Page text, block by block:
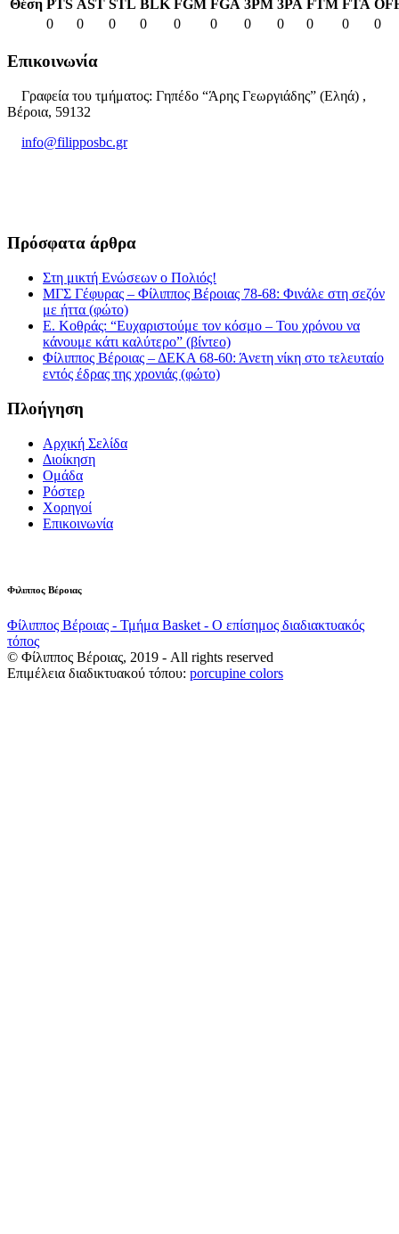
Θέση PTS AST STL BLK FGM FGA 3PM 3PA FTM FTA
0
0 0 0 0 0 0 0 0 0 0
Επικοινωνία
Γραφεία του τμήματος: Γηπέδο “Άρης Γεωργιάδης” (Εληά) ,
Βέροια, 59132
info@filipposbc.gr
Πρόσφατα άρθρα
Στη μικτή Ενώσεων ο Πολιός!
ΜΓΣ Γέφυρας – Φίλιππος Βέροιας 78-68: Φινάλε στη σεζόν
με ήττα (φώτο)
Ε. Κοθράς: “Ευχαριστούμε τον κόσμο – Του χρόνου να
κάνουμε κάτι καλύτερο” (βίντεο)
Φίλιππος Βέροιας – ΔΕΚΑ 68-60: Άνετη νίκη στο τελευταίο
εντός έδρας της χρονιάς (φώτο)
Πλοήγηση
Αρχική Σελίδα
Διοίκηση
Ομάδα
Ρόστερ
Χορηγοί
Επικοινωνία
Φιλιππος Βέροιας
Φίλιππος Βέροιας - Τμήμα Basket - Ο επίσημος διαδιακτυακός
τόπος
© Φίλιππος Βέροιας, 2019 - All rights reserved
Επιμέλεια διαδικτυακού τόπου: porcupine colors